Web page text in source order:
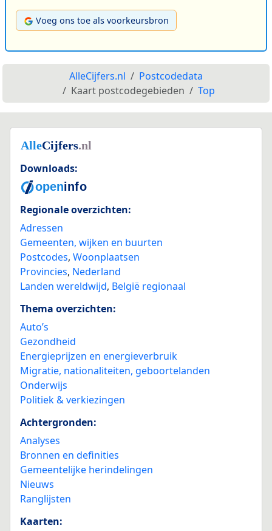
Voeg ons toe als voorkeursbron
AlleCijfers.nl
Postcodedata
Kaart postcodegebieden
Top
Downloads:
Regionale overzichten:
Adressen
Gemeenten, wijken en buurten
Postcodes, Woonplaatsen
Provincies, Nederland
Landen wereldwijd, België regionaal
Thema overzichten:
Auto’s
Gezondheid
Energieprijzen en energieverbruik
Migratie, nationaliteiten, geboortelanden
Onderwijs
Politiek & verkiezingen
Achtergronden:
Analyses
Bronnen en definities
Gemeentelijke herindelingen
Nieuws
Ranglijsten
Kaarten: